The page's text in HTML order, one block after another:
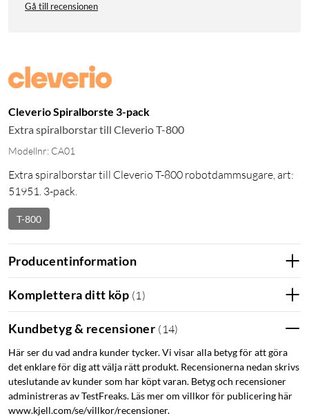
Gå till recensionen
Cleverio Spiralborste 3-pack
Extra spiralborstar till Cleverio T-800
Modellnr: CA01
Extra spiralborstar till Cleverio T-800 robotdammsugare, art:
51951. 3-pack.
T-800
Producentinformation
Komplettera ditt köp (1 )
Kundbetyg & recensioner ( 14)
Här ser du vad andra kunder tycker. Vi visar alla betyg för att göra
det enklare för dig att välja rätt produkt. Recensionerna nedan skrivs
uteslutande av kunder som har köpt varan. Betyg och recensioner
administreras av TestFreaks. Läs mer om villkor för publicering här
www.kjell.com/se/villkor/recensioner.